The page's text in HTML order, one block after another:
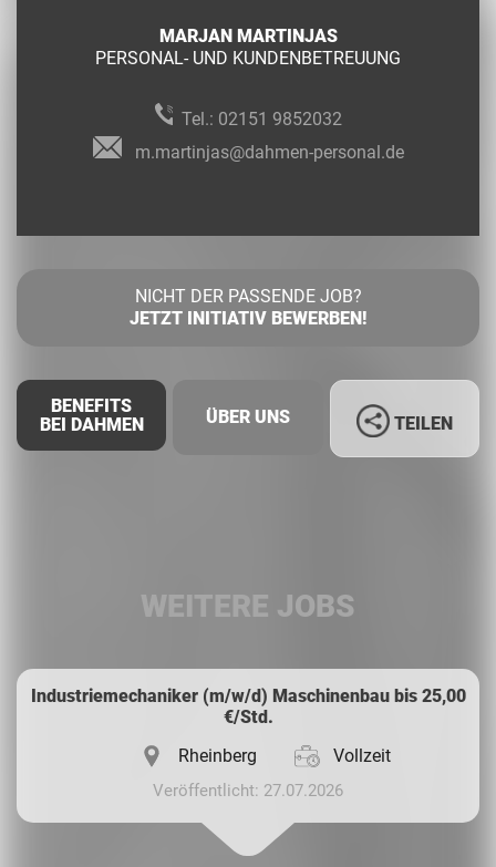
MARJAN MARTINJAS
PERSONAL- UND KUNDENBETREUUNG
Tel.: 02151 9852032
m.martinjas@dahmen-personal.de
NICHT DER PASSENDE JOB?
JETZT INITIATIV BEWERBEN!
BENEFITS
BEI DAHMEN
ÜBER UNS TEILEN
WEITERE JOBS
Industriemechaniker (m/w/d) Maschinenbau bis 25,00
€/Std.
Rheinberg
Vollzeit
Veröffentlicht: 27.07.2026